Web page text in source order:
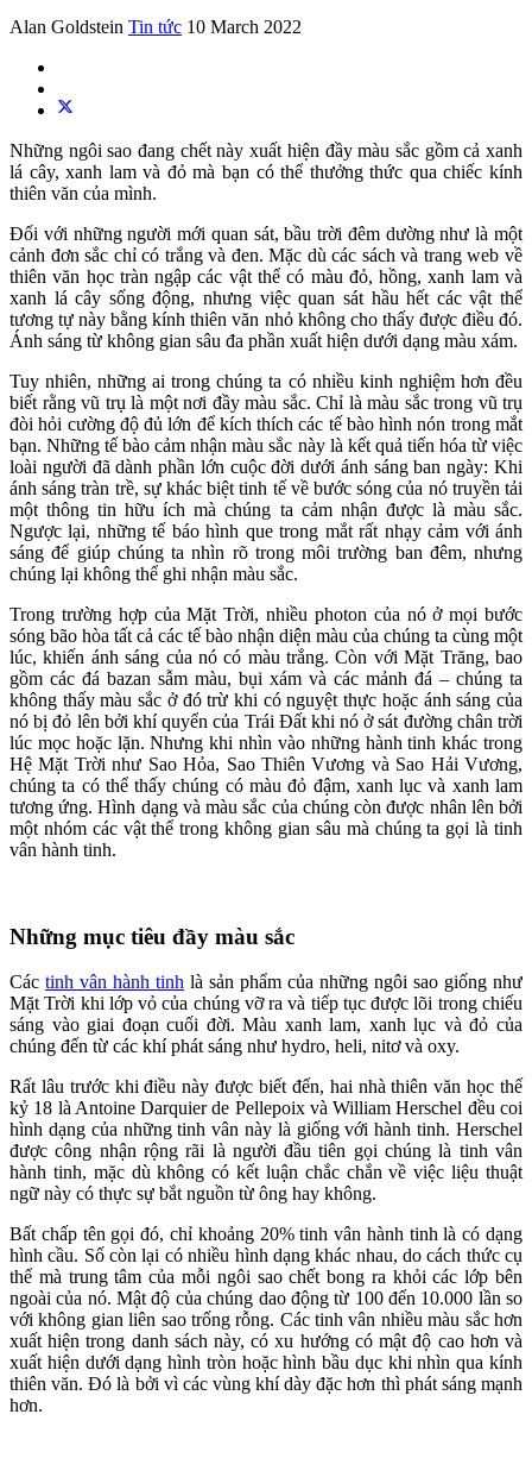
Alan Goldstein Tin tức 10 March 2022
Những ngôi sao đang chết này xuất hiện đầy màu sắc gồm cả xanh
lá cây, xanh lam và đỏ mà bạn có thể thưởng thức qua chiếc kính
thiên văn của mình.
Đối với những người mới quan sát, bầu trời đêm dường như là một
cảnh đơn sắc chỉ có trắng và đen. Mặc dù các sách và trang web về
thiên văn học tràn ngập các vật thể có màu đỏ, hồng, xanh lam và
xanh lá cây sống động, nhưng việc quan sát hầu hết các vật thể
tương tự này bằng kính thiên văn nhỏ không cho thấy được điều đó.
Ánh sáng từ không gian sâu đa phần xuất hiện dưới dạng màu xám.
Tuy nhiên, những ai trong chúng ta có nhiều kinh nghiệm hơn đều
biết rằng vũ trụ là một nơi đầy màu sắc. Chỉ là màu sắc trong vũ trụ
đòi hỏi cường độ đủ lớn để kích thích các tế bào hình nón trong mắt
bạn. Những tế bào cảm nhận màu sắc này là kết quả tiến hóa từ việc
loài người đã dành phần lớn cuộc đời dưới ánh sáng ban ngày: Khi
ánh sáng tràn trề, sự khác biệt tinh tế về bước sóng của nó truyền tải
một thông tin hữu ích mà chúng ta cảm nhận được là màu sắc.
Ngược lại, những tế báo hình que trong mắt rất nhạy cảm với ánh
sáng để giúp chúng ta nhìn rõ trong môi trường ban đêm, nhưng
chúng lại không thể ghi nhận màu sắc.
Trong trường hợp của Mặt Trời, nhiều photon của nó ở mọi bước
sóng bão hòa tất cả các tế bào nhận diện màu của chúng ta cùng một
lúc, khiến ánh sáng của nó có màu trắng. Còn với Mặt Trăng, bao
gồm các đá bazan sẫm màu, bụi xám và các mảnh đá – chúng ta
không thấy màu sắc ở đó trừ khi có nguyệt thực hoặc ánh sáng của
nó bị đỏ lên bởi khí quyển của Trái Đất khi nó ở sát đường chân trời
lúc mọc hoặc lặn. Nhưng khi nhìn vào những hành tinh khác trong
Hệ Mặt Trời như Sao Hỏa, Sao Thiên Vương và Sao Hải Vương,
chúng ta có thể thấy chúng có màu đỏ đậm, xanh lục và xanh lam
tương ứng. Hình dạng và màu sắc của chúng còn được nhân lên bởi
một nhóm các vật thể trong không gian sâu mà chúng ta gọi là tinh
vân hành tinh.
Những mục tiêu đầy màu sắc
Các tinh vân hành tinh là sản phẩm của những ngôi sao giống như
Mặt Trời khi lớp vỏ của chúng vỡ ra và tiếp tục được lõi trong chiếu
sáng vào giai đoạn cuối đời. Màu xanh lam, xanh lục và đỏ của
chúng đến từ các khí phát sáng như hydro, heli, nitơ và oxy.
Rất lâu trước khi điều này được biết đến, hai nhà thiên văn học thế
kỷ 18 là Antoine Darquier de Pellepoix và William Herschel đều coi
hình dạng của những tinh vân này là giống với hành tinh. Herschel
được công nhận rộng rãi là người đầu tiên gọi chúng là tinh vân
hành tinh, mặc dù không có kết luận chắc chắn về việc liệu thuật
ngữ này có thực sự bắt nguồn từ ông hay không.
Bất chấp tên gọi đó, chỉ khoảng 20% tinh vân hành tinh là có dạng
hình cầu. Số còn lại có nhiều hình dạng khác nhau, do cách thức cụ
thể mà trung tâm của mỗi ngôi sao chết bong ra khỏi các lớp bên
ngoài của nó. Mật độ của chúng dao động từ 100 đến 10.000 lần so
với không gian liên sao trống rỗng. Các tinh vân nhiều màu sắc hơn
xuất hiện trong danh sách này, có xu hướng có mật độ cao hơn và
xuất hiện dưới dạng hình tròn hoặc hình bầu dục khi nhìn qua kính
thiên văn. Đó là bởi vì các vùng khí dày đặc hơn thì phát sáng mạnh
hơn.